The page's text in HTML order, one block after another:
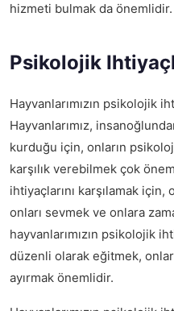
hizmeti bulmak da önemlidir.
Psikolojik
Hayvanlarımızın psikolojik
Hayvanlarımız,
kurduğu için, onların
karşılık verebilmek çok
ihtiyaçlarını karşılamak
onları sevmek ve onlara
hayvanlarımızın psikolojik
düzenli olarak eğitmek,
ayırmak önemlidir.